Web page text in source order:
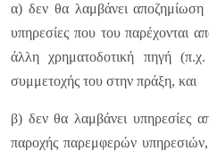
α) δεν θα λαμβάνει αποζημίωση
υπηρεσίες που του παρέχονται
άλλη χρηματοδοτική πηγή
συμμετοχής του στην πράξη, και
β) δεν θα λαμβάνει
παροχής παρεμφερών υπηρεσιών,